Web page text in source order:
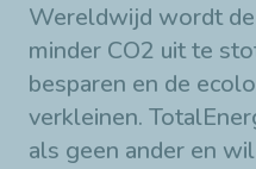
Wereldwijd wordt
minder CO2 uit te
besparen en de
verkleinen.
als geen ander en